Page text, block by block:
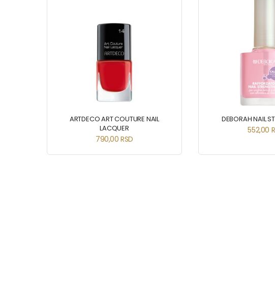
ARTDECO ART COUTURE NAIL
LACQUER
790,00RSD
DEBORAH NAIL
552,00